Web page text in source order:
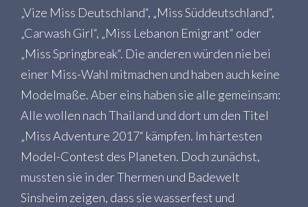
„Vize Miss Deutschland“, „Miss Süddeutschland“,
„Carwash Girl“, „Miss Lebanon Emigrant“ oder
„Miss Springbreak“. Die anderen würden nie bei
einer Miss-Wahl mitmachen und haben auch keine
Modelmaße. Aber eins haben sie alle gemeinsam:
Alle wollen nach Thailand und dort um den Titel
„Miss Adventure 2017“ kämpfen. Im härtesten
Model-Contest des Planeten. Doch zunächst,
mussten sie in der Thermen und Badewelt
Sinsheim zeigen, dass sie wasserfest und